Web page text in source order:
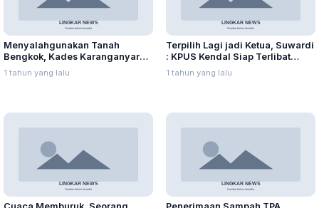
Menyalahgunakan Tanah
Bengkok, Kades Karanganyar
Ditangkap Kejari
1 tahun yang lalu
Terpilih Lagi jadi Ketua, Suwardi
: KPUS Kendal Siap Terlibat
Suplai Telur untuk MBG
1 tahun yang lalu